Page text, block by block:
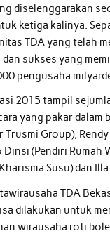
diselenggarakan
ketiga kalinya.
TDA yang telah
sukses yang
pengusaha
2015 tampil
yang pakar
Group),
(Pendiri Rumah
Susu) dan
TDA
dilakukan untuk
wirausaha roti